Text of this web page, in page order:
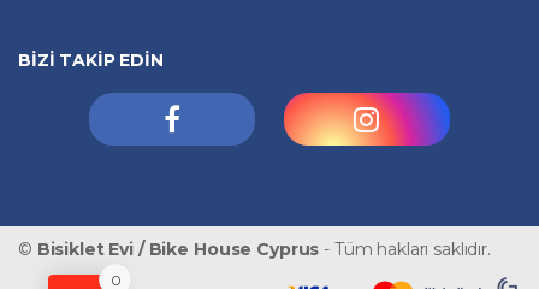
BİZİ TAKİP EDİN
© Bisiklet Evi / Bike House Cyprus - Tüm hakları saklıdır.
0